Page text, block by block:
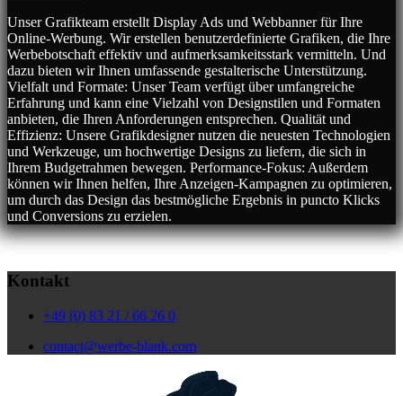
Unser Grafikteam erstellt Display Ads und Webbanner für Ihre
Online-Werbung. Wir erstellen benutzerdefinierte Grafiken, die Ihre
Werbebotschaft effektiv und aufmerksamkeitsstark vermitteln. Und
dazu bieten wir Ihnen umfassende gestalterische Unterstützung.
Vielfalt und Formate: Unser Team verfügt über umfangreiche
Erfahrung und kann eine Vielzahl von Designstilen und Formaten
anbieten, die Ihren Anforderungen entsprechen. Qualität und
Effizienz: Unsere Grafikdesigner nutzen die neuesten Technologien
und Werkzeuge, um hochwertige Designs zu liefern, die sich in
Ihrem Budgetrahmen bewegen. Performance-Fokus: Außerdem
können wir Ihnen helfen, Ihre Anzeigen-Kampagnen zu optimieren,
um durch das Design das bestmögliche Ergebnis in puncto Klicks
und Conversions zu erzielen.
Kontakt
+49 (0) 83 21 / 66 26 0
contact@werbe-blank.com